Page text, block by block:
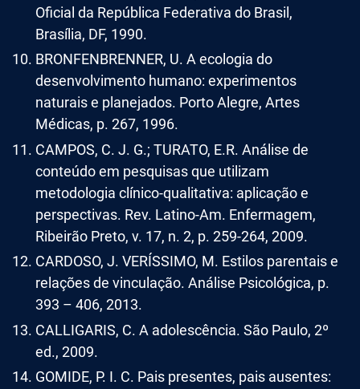
Oficial da República Federativa do Brasil,
Brasília, DF, 1990.
BRONFENBRENNER, U. A ecologia do
desenvolvimento humano: experimentos
naturais e planejados. Porto Alegre, Artes
Médicas, p. 267, 1996.
CAMPOS, C. J. G.; TURATO, E.R. Análise de
conteúdo em pesquisas que utilizam
metodologia clínico-qualitativa: aplicação e
perspectivas. Rev. Latino-Am. Enfermagem,
Ribeirão Preto, v. 17, n. 2, p. 259-264, 2009.
CARDOSO, J. VERÍSSIMO, M. Estilos parentais e
relações de vinculação. Análise Psicológica, p.
393 – 406, 2013.
CALLIGARIS, C. A adolescência. São Paulo, 2º
ed., 2009.
GOMIDE, P. I. C. Pais presentes, pais ausentes: